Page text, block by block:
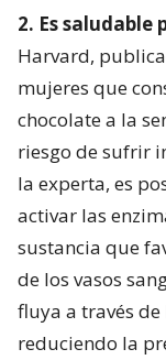
2. Es saludable
Harvard,
mujeres que
chocolate a la
riesgo de sufrir
la experta, es
activar las
sustancia que
de los vasos
fluya a través
reduciendo la